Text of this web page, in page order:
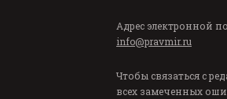
Адрес электронной
info@pravmir.ru
Чтобы связаться с
всех замеченных